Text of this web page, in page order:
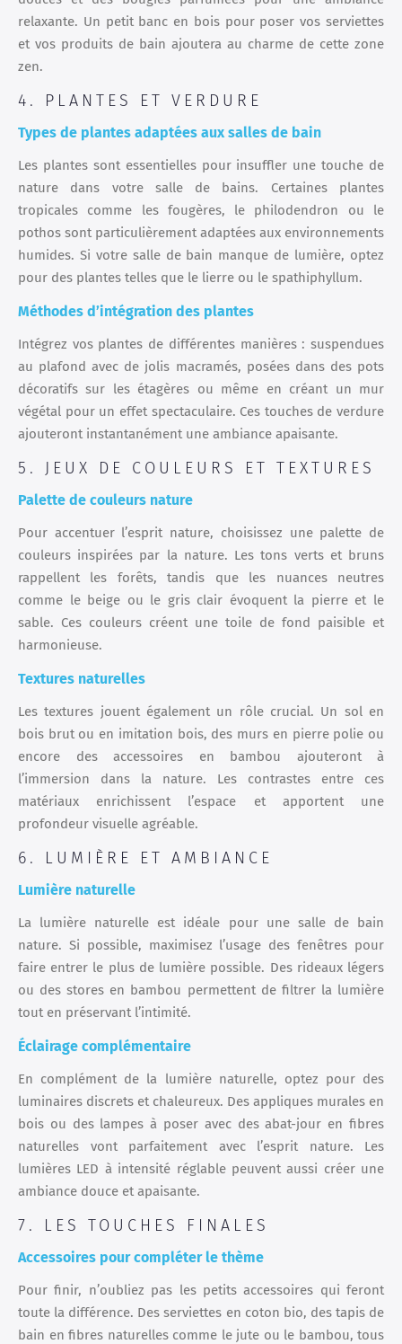
relaxante. Un petit banc en bois pour poser vos serviettes
et vos produits de bain ajoutera au charme de cette zone
zen.
4. PLANTES ET VERDURE
Types de plantes adaptées aux salles de bain
Les plantes sont essentielles pour insuffler une touche de
nature dans votre salle de bains. Certaines plantes
tropicales comme les fougères, le philodendron ou le
pothos sont particulièrement adaptées aux environnements
humides. Si votre salle de bain manque de lumière, optez
pour des plantes telles que le lierre ou le spathiphyllum.
Méthodes d’intégration des plantes
Intégrez vos plantes de différentes manières : suspendues
au plafond avec de jolis macramés, posées dans des pots
décoratifs sur les étagères ou même en créant un mur
végétal pour un effet spectaculaire. Ces touches de verdure
ajouteront instantanément une ambiance apaisante.
5. JEUX DE COULEURS ET TEXTURES
Palette de couleurs nature
Pour accentuer l’esprit nature, choisissez une palette de
couleurs inspirées par la nature. Les tons verts et bruns
rappellent les forêts, tandis que les nuances neutres
comme le beige ou le gris clair évoquent la pierre et le
sable. Ces couleurs créent une toile de fond paisible et
harmonieuse.
Textures naturelles
Les textures jouent également un rôle crucial. Un sol en
bois brut ou en imitation bois, des murs en pierre polie ou
encore des accessoires en bambou ajouteront à
l’immersion dans la nature. Les contrastes entre ces
matériaux enrichissent l’espace et apportent une
profondeur visuelle agréable.
6. LUMIÈRE ET AMBIANCE
Lumière naturelle
La lumière naturelle est idéale pour une salle de bain
nature. Si possible, maximisez l’usage des fenêtres pour
faire entrer le plus de lumière possible. Des rideaux légers
ou des stores en bambou permettent de filtrer la lumière
tout en préservant l’intimité.
Éclairage complémentaire
En complément de la lumière naturelle, optez pour des
luminaires discrets et chaleureux. Des appliques murales en
bois ou des lampes à poser avec des abat-jour en fibres
naturelles vont parfaitement avec l’esprit nature. Les
lumières LED à intensité réglable peuvent aussi créer une
ambiance douce et apaisante.
7. LES TOUCHES FINALES
Accessoires pour compléter le thème
Pour finir, n’oubliez pas les petits accessoires qui feront
toute la différence. Des serviettes en coton bio, des tapis de
bain en fibres naturelles comme le jute ou le bambou, tous